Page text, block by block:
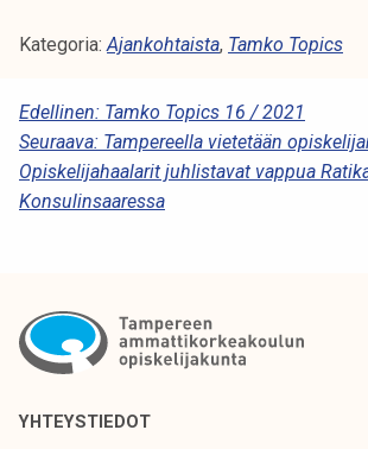
Kategoria:Ajankohtaista, Tamko Topics
A
R
T
K
E
I
Edellinen: Tamko Topics 16 / 2021
Seuraava: Tampereella vietetään
Opiskelijahaalarit juhlistavat vappua
Konsulinsaaressa
YHTEYSTIEDOT